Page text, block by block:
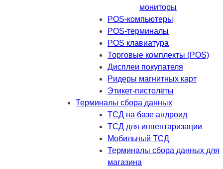
мониторы
POS-компьютеры
POS-терминалы
POS клавиатура
Торговые комплекты (POS)
Дисплеи покупателя
Ридеры магнитных карт
Этикет-пистолеты
Терминалы сбора данных
ТСД на базе андроид
ТСД для инвентаризации
Мобильный ТСД
Терминалы сбора данных для
магазина